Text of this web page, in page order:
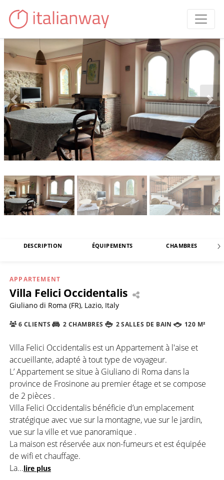
DESCRIPTION ÉQUIPEMENTS CHAMBRES
APPARTEMENT
Villa Felici Occidentalis
Giuliano di Roma (FR), Lazio, Italy
6 CLIENTS 2 CHAMBRES 2 SALLES DE BAIN 120 M²
Villa Felici Occidentalis est un Appartement à l'aise et
accueillante, adapté à tout type de voyageur.
L’ Appartement se situe à Giuliano di Roma dans la
province de Frosinone au premier étage et se compose
de 2 pièces .
Villa Felici Occidentalis bénéficie d’un emplacement
stratégique avec vue sur la montagne, vue sur le jardin,
vue sur la ville et vue panoramique .
La maison est réservée aux non-fumeurs et est équipée
de wifi et chauffage.
La...lire plus